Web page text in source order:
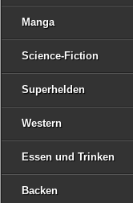
Manga
Science-Fiction
Superhelden
Western
Essen und Trinken
Backen